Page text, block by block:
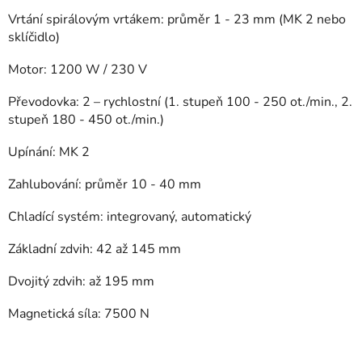
Vrtání spirálovým vrtákem: průměr 1 - 23 mm (MK 2 nebo
sklíčidlo)
Motor: 1200 W / 230 V
Převodovka: 2 – rychlostní (1. stupeň 100 - 250 ot./min., 2.
stupeň 180 - 450 ot./min.)
Upínání: MK 2
Zahlubování: průměr 10 - 40 mm
Chladící systém: integrovaný, automatický
Základní zdvih: 42 až 145 mm
Dvojitý zdvih: až 195 mm
Magnetická síla: 7500 N